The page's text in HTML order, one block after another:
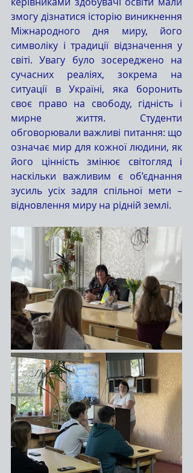
змогу дізнатися історію виникнення
Міжнародного дня миру, його
символіку і традиції відзначення у
світі. Увагу було зосереджено на
сучасних реаліях, зокрема на
ситуації в Україні, яка боронить
своє право на свободу, гідність і
мирне життя. Студенти
обговорювали важливі питання: що
означає мир для кожної людини, як
його цінність змінює світогляд і
наскільки важливим є об’єднання
зусиль усіх задля спільної мети –
відновлення миру на рідній землі.